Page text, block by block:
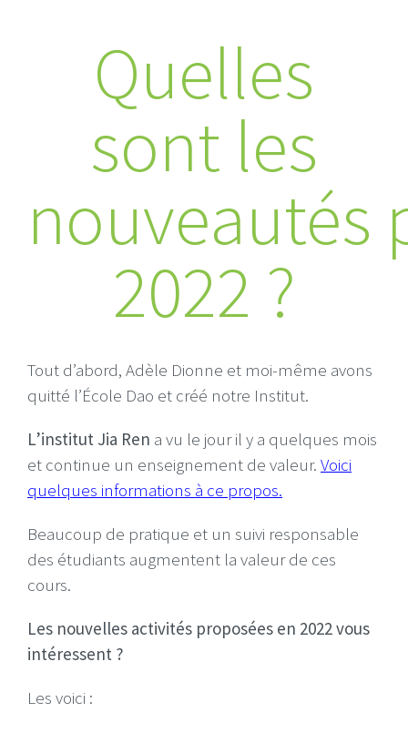
Quelles
sont les
nouveautés
2022 ?
Tout d’abord, Adèle Dionne et moi-même avons
quitté l’École Dao et créé notre Institut.
L’institut Jia Ren a vu le jour il y a quelques mois
et continue un enseignement de valeur. Voici
quelques informations à ce propos.
Beaucoup de pratique et un suivi responsable
des étudiants augmentent la valeur de ces
cours.
Les nouvelles activités proposées en 2022 vous
intéressent ?
Les voici :